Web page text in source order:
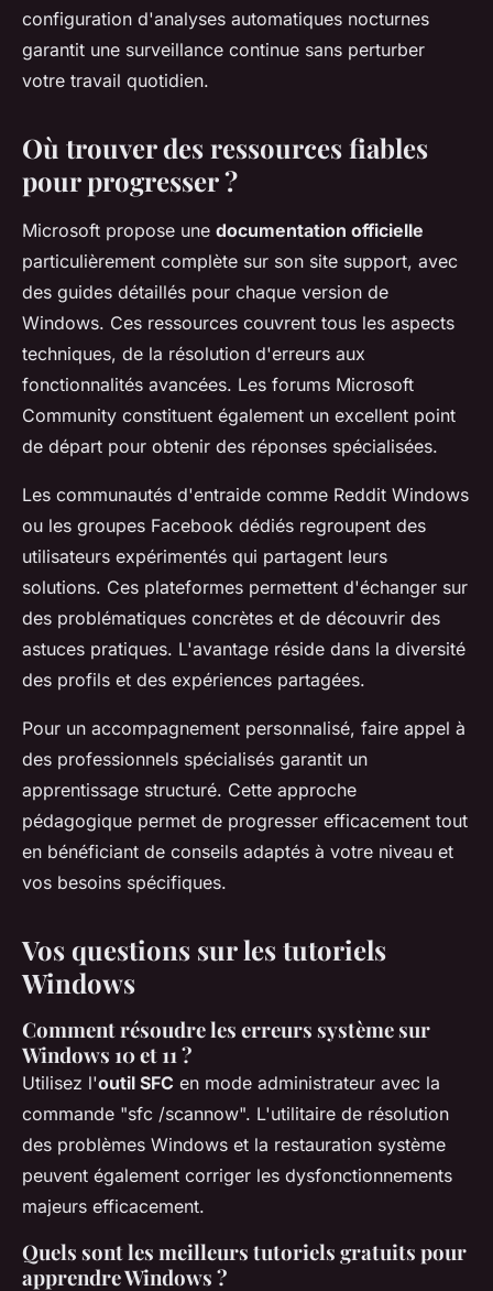
configuration d'analyses automatiques nocturnes
garantit une surveillance continue sans perturber
votre travail quotidien.
Où trouver des ressources fiables
pour progresser ?
Microsoft propose une documentation officielle
particulièrement complète sur son site support, avec
des guides détaillés pour chaque version de
Windows. Ces ressources couvrent tous les aspects
techniques, de la résolution d'erreurs aux
fonctionnalités avancées. Les forums Microsoft
Community constituent également un excellent point
de départ pour obtenir des réponses spécialisées.
Les communautés d'entraide comme Reddit Windows
ou les groupes Facebook dédiés regroupent des
utilisateurs expérimentés qui partagent leurs
solutions. Ces plateformes permettent d'échanger sur
des problématiques concrètes et de découvrir des
astuces pratiques. L'avantage réside dans la diversité
des profils et des expériences partagées.
Pour un accompagnement personnalisé, faire appel à
des professionnels spécialisés garantit un
apprentissage structuré. Cette approche
pédagogique permet de progresser efficacement tout
en bénéficiant de conseils adaptés à votre niveau et
vos besoins spécifiques.
Vos questions sur les tutoriels
Windows
Comment résoudre les erreurs système sur
Windows 10 et 11 ?
Utilisez l'outil SFC en mode administrateur avec la
commande "sfc /scannow". L'utilitaire de résolution
des problèmes Windows et la restauration système
peuvent également corriger les dysfonctionnements
majeurs efficacement.
Quels sont les meilleurs tutoriels gratuits pour
apprendre Windows ?